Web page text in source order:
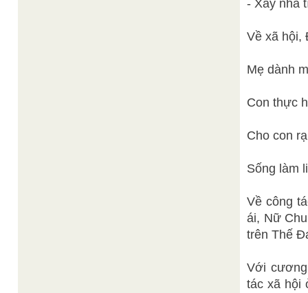
- Xây nhà
Về xã hội,
Mẹ dành
Con thực
Cho con
Sống làm
Về công
ái, Nữ
trên Thế
Với
tác xã hội